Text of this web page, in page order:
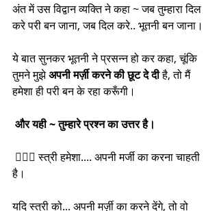
अंत में उस विद्वान व्यक्ति ने कहा ~ जब तुम्हारा दिल
करे परी बन जाना, जब दिल करे.. भूतनी बन जाना।
ये बात सुनकर भूतनी ने प्रसन्न हो कर कहा, चूंकि
तुमने मुझे अपनी मर्ज़ी करने की छूट दे दी है, तो मैं
हमेशा ही परी बन के रहा करूँगी।
और यही ~ तुम्हारे प्रश्न का उत्तर है।
है।
यदि स्त्री को... अपनी मर्ज़ी का करने देंगे, तो वो